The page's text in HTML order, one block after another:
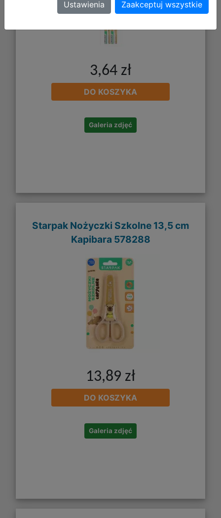
3,64 zł
DO KOSZYKA
Galeria zdjęć
Starpak Nożyczki Szkolne 13,5 cm
Kapibara 578288
13,89 zł
DO KOSZYKA
Galeria zdjęć
Ustawienia Zaakceptuj wszystkie